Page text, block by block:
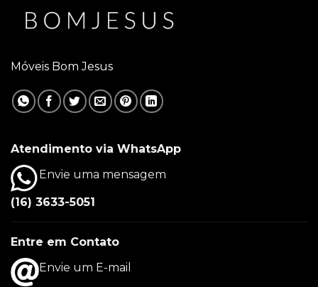
Móveis Bom Jesus
Atendimento via WhatsApp
Envie uma mensagem
(16) 3633-5051
Entre em Contato
Envie um E-mail